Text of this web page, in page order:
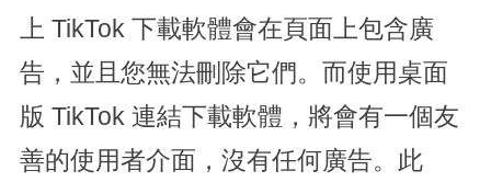
上 TikTok 下載軟體會在頁面上包含廣
告，並且您無法刪除它們。而使用桌面
版 TikTok 連結下載軟體，將會有一個友
善的使用者介面，沒有任何廣告。此